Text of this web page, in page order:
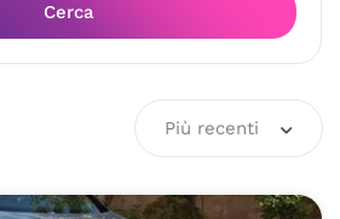
Cerca
Più recenti